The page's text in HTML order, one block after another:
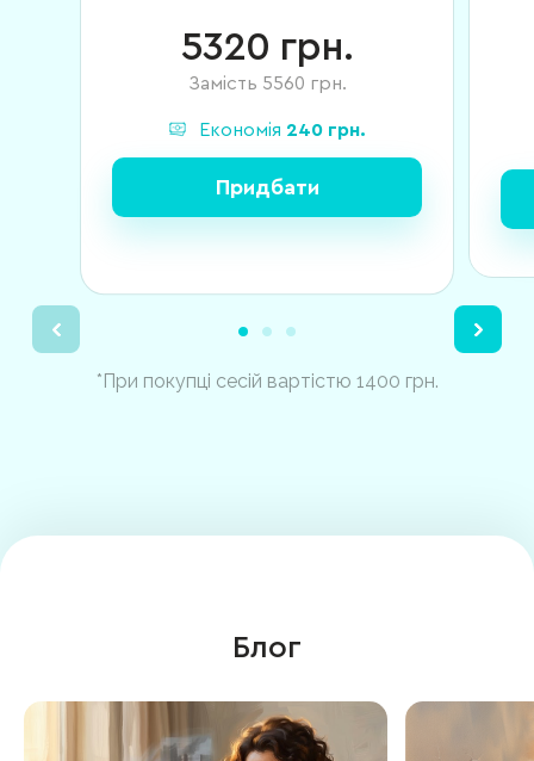
5320 грн.
Замість 5560 грн.
Економія 240 грн.
Придбати
*При покупці сесій вартістю 1400 грн.
Блог